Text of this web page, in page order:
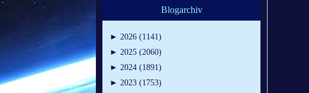
Blogarchiv
► 2026 (1141)
► 2025 (2060)
► 2024 (1891)
► 2023 (1753)